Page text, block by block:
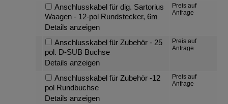
Anschlusskabel für dig. Sartorius
Waagen - 12-pol Rundstecker, 6m
Details anzeigen
Preis auf
Anfrage
Anschlusskabel für Zubehör - 25
pol. D-SUB Buchse
Details anzeigen
Preis auf
Anfrage
Anschlusskabel für Zubehör -12
pol Rundbuchse
Details anzeigen
Preis auf
Anfrage